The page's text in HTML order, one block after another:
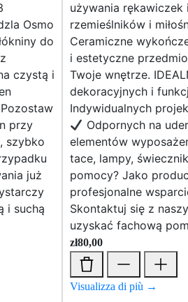
Osmo
do
czystą i
przy
szybko
już
i suchą
używania rękawiczek
rzemieślników i
Ceramiczne
i estetyczne
Twoje wnętrze.
dekoracyjnych i
Indywidualnych
Odpornych na
elementów
tace, lampy,
pomocy? Jako
profesjonalne
Skontaktuj się z
uzyskać fachową
zł80,00
Visualizza di più →